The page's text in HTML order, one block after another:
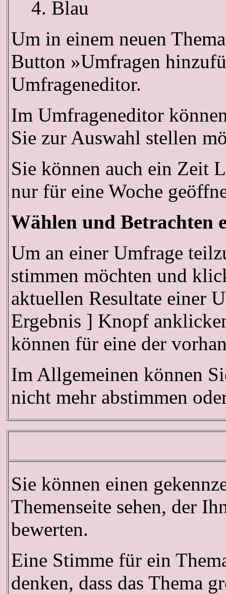
Blau
Um in einem neuen
Button »Umfragen
Umfrageneditor.
Im Umfrageneditor
Sie zur Auswahl stellen
Sie können auch ein Zeit
nur für eine Woche
Wählen und Betrachten
Um an einer Umfrage
stimmen möchten und
aktuellen Resultate einer
Ergebnis ] Knopf
können für eine der
Im Allgemeinen können
nicht mehr abstimmen
Sie können einen
Themenseite sehen, der
bewerten.
Eine Stimme für ein
denken, dass das Thema